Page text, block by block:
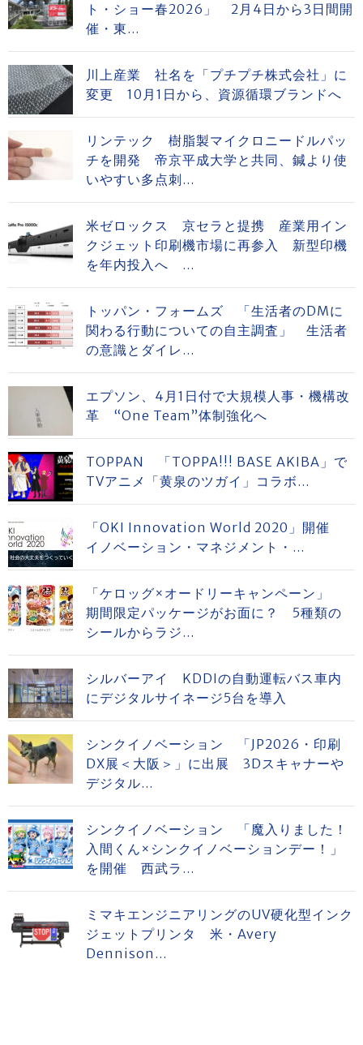
ト・ショー春2026」 2月4日から3日間開
催・東...
川上産業 社名を「プチプチ株式会社」に
変更 10月1日から、資源循環ブランドへ
リンテック 樹脂製マイクロニードルパッ
チを開発 帝京平成大学と共同、鍼より使
いやすい多点刺...
米ゼロックス 京セラと提携 産業用イン
クジェット印刷機市場に再参入 新型印機
を年内投入へ ...
トッパン・フォームズ 「生活者のDMに
関わる行動についての自主調査」 生活者
の意識とダイレ...
エプソン、4月1日付で大規模人事・機構改
革 “One Team”体制強化へ
TOPPAN 「TOPPA!!! BASE AKIBA」で
TVアニメ「黄泉のツガイ」コラボ...
「OKI Innovation World 2020」開催
イノベーション・マネジメント・...
「ケロッグ×オードリーキャンペーン」
期間限定パッケージがお面に？ 5種類の
シールからラジ...
シルバーアイ KDDIの自動運転バス車内
にデジタルサイネージ5台を導入
シンクイノベーション 「JP2026・印刷
DX展＜大阪＞」に出展 3Dスキャナーや
デジタル...
シンクイノベーション 「魔入りました！
入間くん×シンクイノベーションデー！」
を開催 西武ラ...
ミマキエンジニアリングのUV硬化型インク
ジェットプリンタ 米・Avery
Dennison...